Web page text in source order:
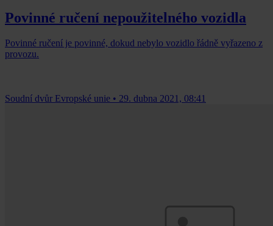
Povinné ručení nepoužitelného vozidla
Povinné ručení je povinné, dokud nebylo vozidlo řádně vyřazeno z
provozu.
Soudní dvůr Evropské unie • 29. dubna 2021, 08:41